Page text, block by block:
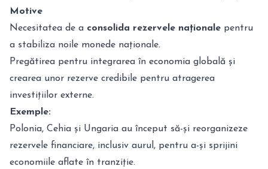
Motive
Necesitatea de a consolida rezervele naționale pentru
a stabiliza noile monede naționale.
Pregătirea pentru integrarea în economia globală și
crearea unor rezerve credibile pentru atragerea
investițiilor externe.
Exemple:
Polonia, Cehia și Ungaria au început să-și reorganizeze
rezervele financiare, inclusiv aurul, pentru a-și sprijini
economiile aflate în tranziție.